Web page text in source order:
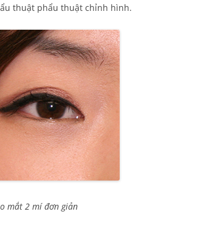
thuật phẩu thuật chỉnh hình.
mắt 2 mí đơn giản